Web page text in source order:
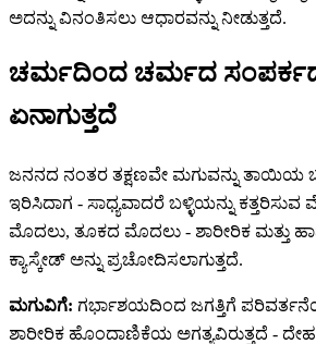
ಅದನ್ನು ವಿನಂತಿಸಲು ಆಧಾರವನ್ನು ನೀಡುತ್ತದೆ.
ಚರ್ಮದಿಂದ ಚರ್ಮದ
ಏನಾಗುತ್ತದೆ
ಜನನದ ನಂತರ ತಕ್ಷಣವೇ ಮಗುವನ್ನು
ಇರಿಸಿದಾಗ - ಸಾಧ್ಯವಾದರೆ ಬಳ್ಳಿಯನ್ನು ಕತ್ತರಿಸುವ
ಮೊದಲು, ತೂಕದ ಮೊದಲು - ಶಾರೀರಿಕ ಮತ್ತು
ಕ್ಯಾಸ್ಕೇಡ್ ಅನ್ನು ಪ್ರಚೋದಿಸಲಾಗುತ್ತದೆ.
ಮಗುವಿಗೆ: ಗರ್ಭಾಶಯದಿಂದ ಜಗತ್ತಿಗೆ
ಶಾರೀರಿಕ ಹೊಂದಾಣಿಕೆಯ ಅಗತ್ಯವಿರುತ್ತದೆ -